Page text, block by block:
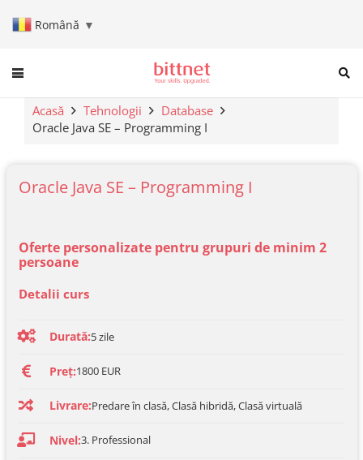
Română ▼
When autocomplete results
Acasă Tehnologii
Database
Oracle Java SE – Programming I
Oracle Java SE – Programming I
Oferte personalizate pentru grupuri de minim 2
persoane
Detalii curs
Durată:5zile
Preț:1800 EUR
Livrare:Predare în clasă, Clasă hibridă, Clasă virtuală
Nivel:3. Professional